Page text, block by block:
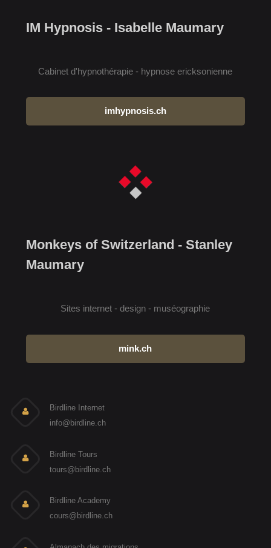
IM Hypnosis - Isabelle Maumary
Cabinet d'hypnothérapie - hypnose ericksonienne
imhypnosis.ch
Monkeys of Switzerland - Stanley
Maumary
Sites internet - design - muséographie
mink.ch
Birdline Internet
info@birdline.ch
Birdline Tours
tours@birdline.ch
Birdline Academy
cours@birdline.ch